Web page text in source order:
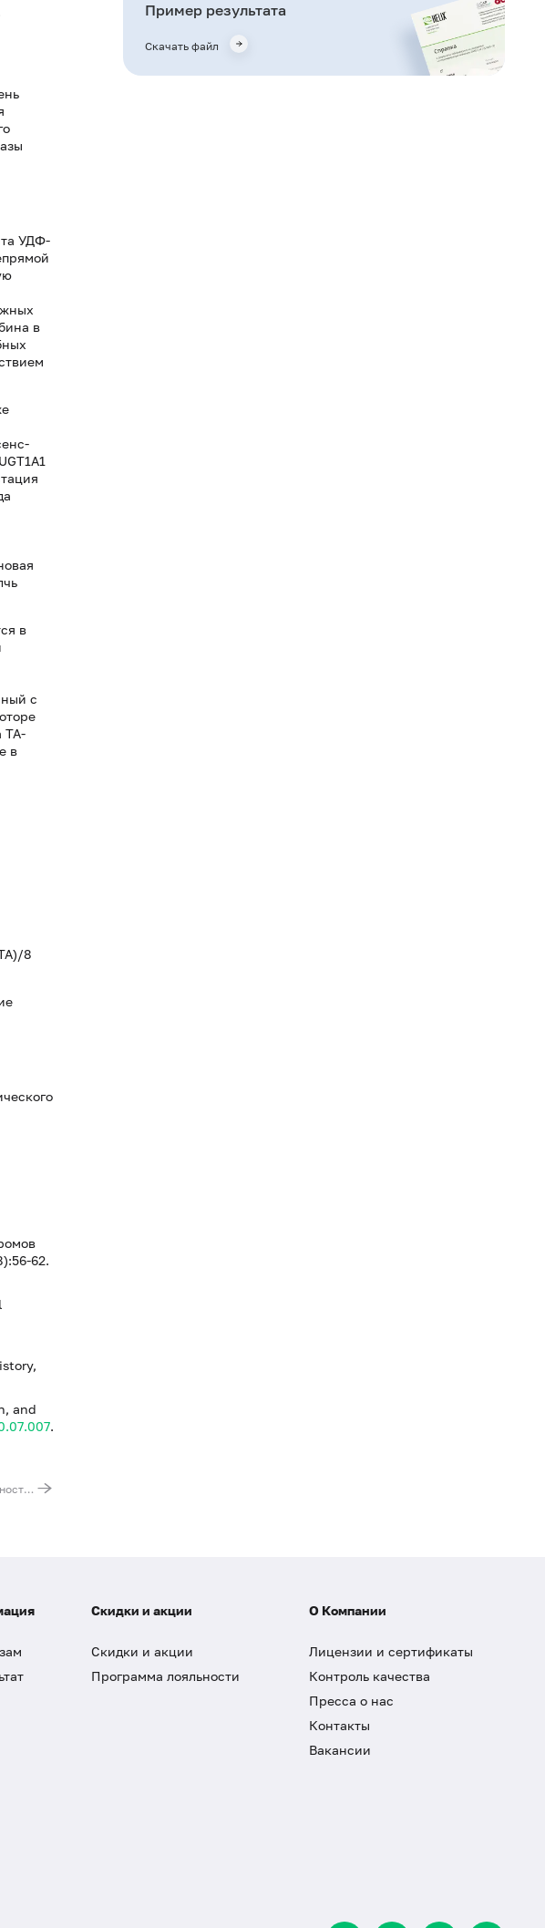
УДФ-
в
в
с
ТА-
в
8
62.
and
.
Комплексная диагностика наследственных причин поражения печени. Гены HFE, ATP7B, A1AT, PNPLA3
Пример результата
Скачать файл
Скидки и акции
Скидки и акции
Программа лояльности
О Компании
Лицензии и сертификаты
Контроль качества
Пресса о нас
Контакты
Вакансии